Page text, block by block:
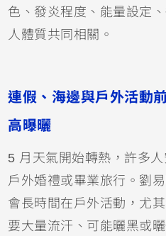
色、發炎程度、能量設定
人體質共同相關。
連假、海邊與戶外活動
高曝曬
5 月天氣開始轉熱，許多
戶外婚禮或畢業旅行。劉
會長時間在戶外活動，尤
要大量流汗、可能曬黑或